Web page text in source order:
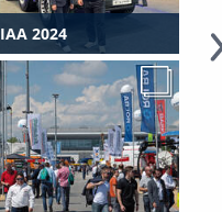
IAA 2024